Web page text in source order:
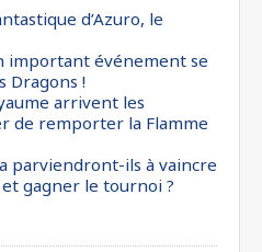
d’Azuro, le
important événement se
Dragons !
arrivent les
de remporter la Flamme
parviendront-ils à vaincre
gagner le tournoi ?